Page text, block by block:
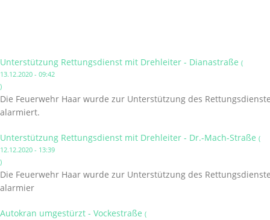
Unterstützung Rettungsdienst mit Drehleiter - Dianastraße (
13.12.2020 - 09:42
)
Die Feuerwehr Haar wurde zur Unterstützung des
alarmiert.
Unterstützung Rettungsdienst mit Drehleiter - Dr.-Mach-Straße (
12.12.2020 - 13:39
)
Die Feuerwehr Haar wurde zur Unterstützung des
alarmier
Autokran umgestürzt - Vockestraße (